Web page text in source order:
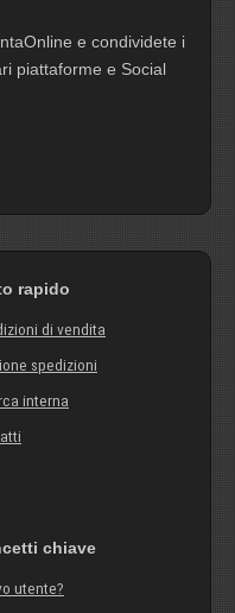
e condividete i
piattaforme e Social
rapido
di vendita
spedizioni
interna
chiave
utente?